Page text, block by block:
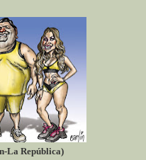
La República)